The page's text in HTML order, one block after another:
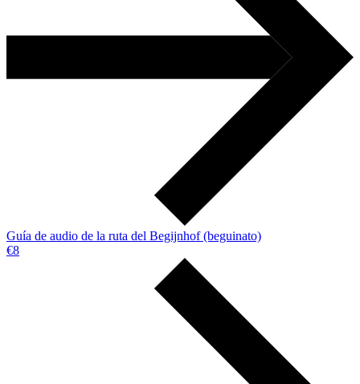
Guía de audio de la ruta del Begijnhof (beguinato)
€8